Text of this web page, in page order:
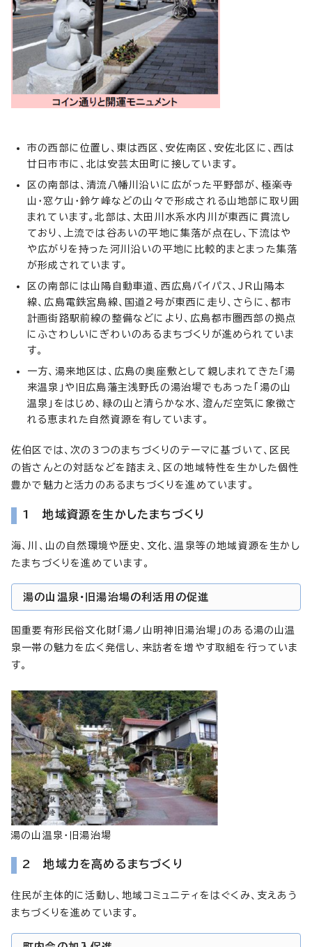
市の西部に位置し、東は西区、安佐南区、安佐北区に、西は
廿日市市に、北は安芸太田町に接しています。
区の南部は、清流八幡川沿いに広がった平野部が、極楽寺
山・窓ケ山・鈴ケ峰などの山々で形成される山地部に取り囲
まれています。北部は、太田川水系水内川が東西に貫流し
ており、上流では谷あいの平地に集落が点在し、下流はや
や広がりを持った河川沿いの平地に比較的まとまった集落
が形成されています。
区の南部には山陽自動車道、西広島バイパス、JR山陽本
線、広島電鉄宮島線、国道2号が東西に走り、さらに、都市
計画街路駅前線の整備などにより、広島都市圏西部の拠点
にふさわしいにぎわいのあるまちづくりが進められていま
す。
一方、湯来地区は、広島の奥座敷として親しまれてきた「湯
来温泉」や旧広島藩主浅野氏の湯治場でもあった「湯の山
温泉」をはじめ、緑の山と清らかな水、澄んだ空気に象徴さ
れる恵まれた自然資源を有しています。
佐伯区では、次の3つのまちづくりのテーマに基づいて、区民
の皆さんとの対話などを踏まえ、区の地域特性を生かした個性
豊かで魅力と活力のあるまちづくりを進めています。
1 地域資源を生かしたまちづくり
海、川、山の自然環境や歴史、文化、温泉等の地域資源を生かし
たまちづくりを進めています。
湯の山温泉・旧湯治場の利活用の促進
国重要有形民俗文化財「湯ノ山明神旧湯治場」のある湯の山温
泉一帯の魅力を広く発信し、来訪者を増やす取組を行っていま
す。
湯の山温泉・旧湯治場
2 地域力を高めるまちづくり
住民が主体的に活動し、地域コミュニティをはぐくみ、支えあう
まちづくりを進めています。